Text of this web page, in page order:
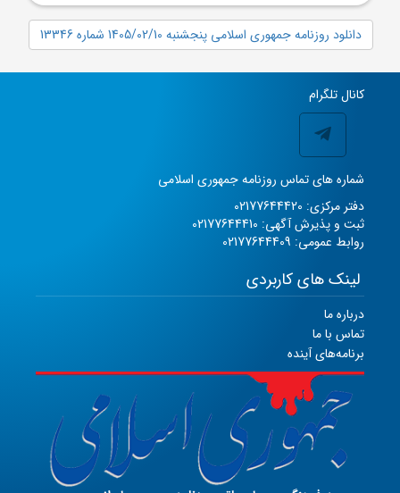
دانلود روزنامه جمهوری اسلامی پنجشنبه 1405/02/10 شماره 13346
کانال تلگرام
شماره های تماس روزنامه جمهوری اسلامی
دفتر مرکزی: 02177644420
ثبت و پذیرش آگهی: 02177644410
روابط عمومی: 02177644409
لینک های کاربردی
درباره ما
تماس با ما
برنامه‌های آینده